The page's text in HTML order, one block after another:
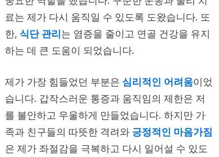
료는 제가 다시 움직일 수 있도록 도왔습니다. 또
한, 식단 관리는 염증을 줄이고 연골 건강을 유지
하는 데 큰 도움이 되었습니다.
제가 가장 힘들었던 부분은 심리적인 어려움이었
습니다. 갑작스러운 통증과 움직임의 제한은 저
를 불안하고 우울하게 만들었습니다. 하지만 가
족과 친구들의 따뜻한 격려와 긍정적인 마음가짐
은 제가 좌절감을 극복하고 다시 일어설 수 있도